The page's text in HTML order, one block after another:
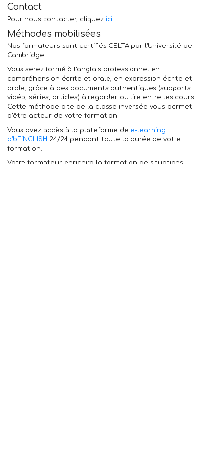
Contact
Pour nous contacter, cliquez ici.
Méthodes mobilisées
Nos formateurs sont certifiés CELTA par l’Université de
Cambridge.
Vous serez formé à l’anglais professionnel en
compréhension écrite et orale, en expression écrite et
orale, grâce à des documents authentiques (supports
vidéo, séries, articles) à regarder ou lire entre les cours.
Cette méthode dite de la classe inversée vous permet
d’être acteur de votre formation.
Vous avez accès à la plateforme de e-learning
o’bEiNGLISH 24/24 pendant toute la durée de votre
formation.
Votre formateur enrichira la formation de situations